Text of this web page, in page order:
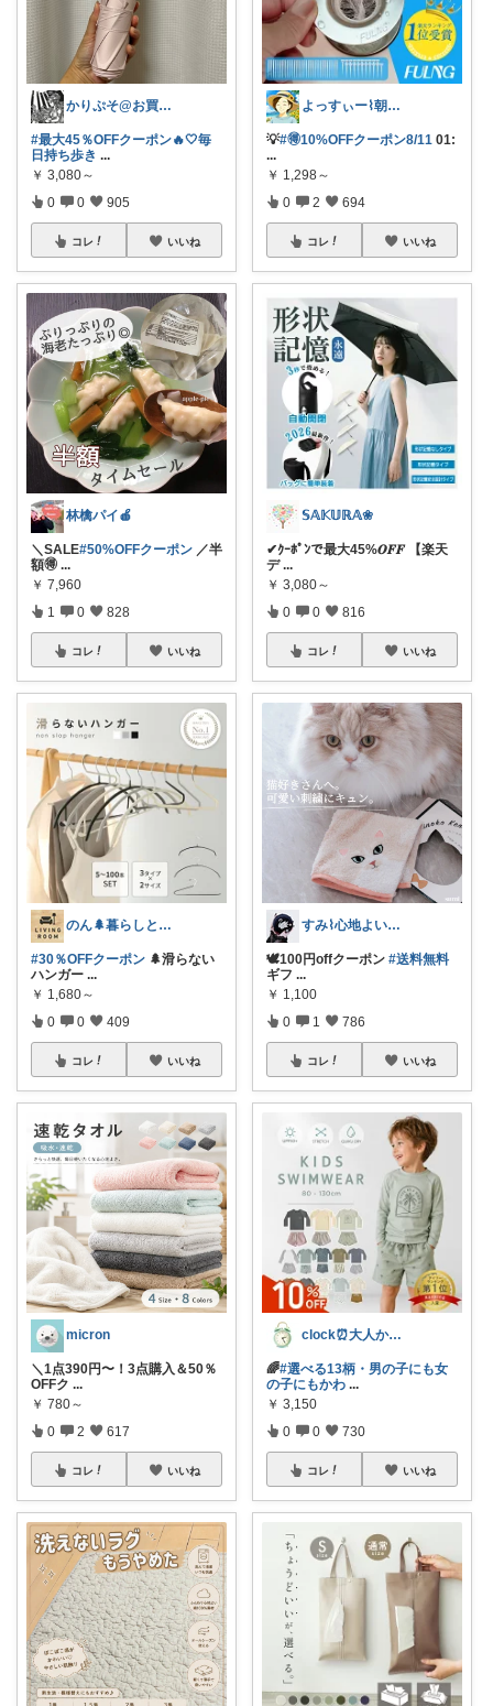
かりぷそ@お買い物の応援します
#最大45％OFFクーポン🔥🤍毎
日持ち歩き ...
￥ 3,080～
0 0 905
コレ いいね
林檎パイ🍎
＼SALE#50%OFFクーポン ／半
額🉐 ...
￥ 7,960
1 0 828
コレ いいね
のん🌲暮らしと家具
#30％OFFクーポン 🌲滑らない
ハンガー ...
￥ 1,680～
0 0 409
コレ いいね
micron
＼1点390円〜！3点購入＆50％
OFFク ...
￥ 780～
0 2 617
コレ いいね
よっすぃー⌇朝コレ☀楽しい暮らし😇
💡#🉐10%OFFクーポン8/11 01:
...
￥ 1,298～
0 2 694
コレ いいね
𝕊𝔸𝕂𝕌ℝ𝔸❀
✔︎ｸｰﾎﾟﾝで最大45%𝑶𝑭𝑭 【楽天
デ ...
￥ 3,080～
0 0 816
コレ いいね
すみ⌇心地よい暮らし🐈♡
🕊100円offクーポン #送料無料
ギフ ...
￥ 1,100
0 1 786
コレ いいね
clock⏰大人かわいい
🌈#選べる13柄・男の子にも女
の子にもかわ ...
￥ 3,150
0 0 730
コレ いいね